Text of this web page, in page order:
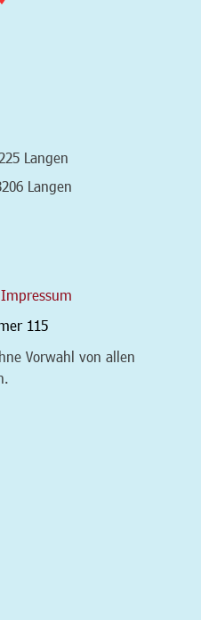
Langen
Langen
Impressum
115
Vorwahl von allen